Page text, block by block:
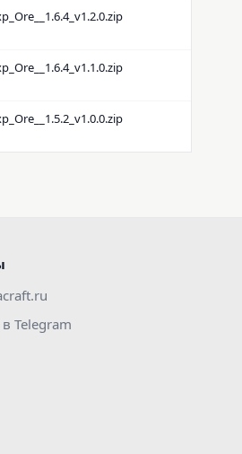
Telegram